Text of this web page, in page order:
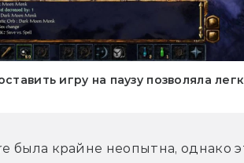
игру на паузу позволяла
была крайне неопытна, однако